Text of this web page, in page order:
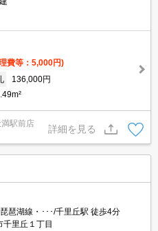
費等：5,000円)
136,000円
駅前店
詳細を見る
琶湖線・･･･/千里丘駅 徒歩4分
里丘１丁目